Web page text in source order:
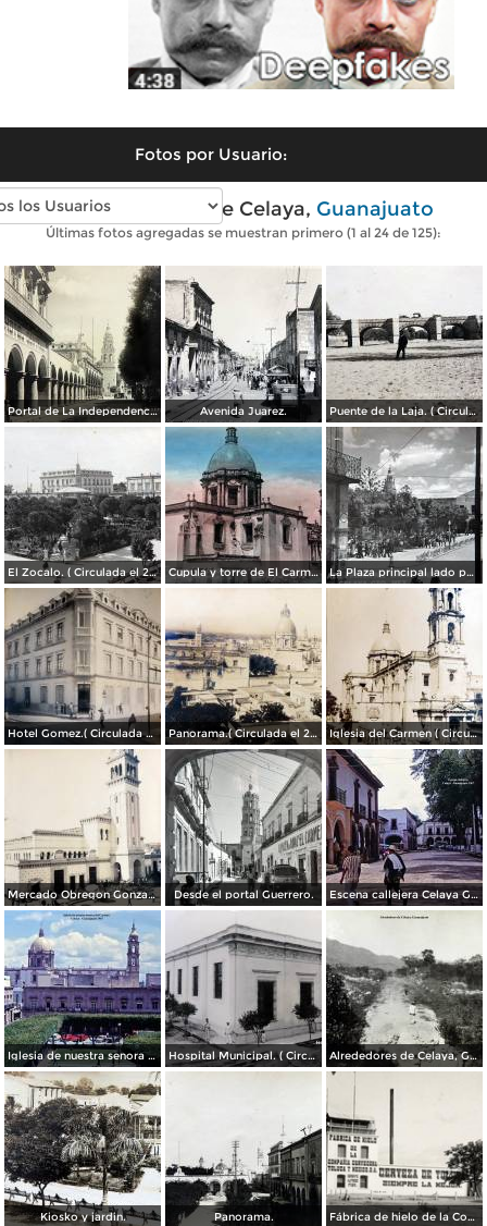
Fotos por Usuario:
Fotos antiguas de Celaya, Guanajuato
Últimas fotos agregadas se muestran primero (1 al 24 de 125):
Portal de La Independencia. Avenida Juarez. Puente de la Laja. ( Circulada el 23 de Junio de 1909 ).
El Zocalo. ( Circulada el 23 de Junio de 1909 ). Cupula y torre de El Carmen. ( Circulada el 22 de Agosto de 1943 ). La Plaza principal lado poniente.
Hotel Gomez.( Circulada el 23 de Julio de 1909 ). Panorama.( Circulada el 25 de Junio de 1909 ). Iglesia del Carmen ( Circulada el 15 de Junioo de 1909 ).
Mercado Obregon Gonzalez ( Circulada el 25 de Junioo de 1909 ). Desde el portal Guerrero. Escena callejera Celaya Guanajuato 1967
Iglesia de nuestra senora del Carmen Celaya Guanajuato 1967 Hospital Municipal. ( Circulada el 23 de Junio de 1909 ). Alrededores de Celaya, Guanajuato.
Kiosko y jardin. Panorama. Fábrica de hielo de la Compañía Cervecera Toluca y México, S.A.